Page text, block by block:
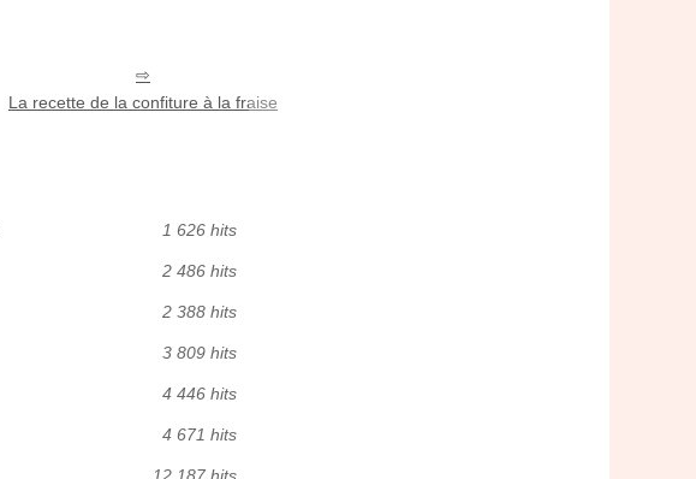
La recette de la confiture à la fraise
1 626 hits
2 486 hits
2 388 hits
3 809 hits
4 446 hits
4 671 hits
12 187 hits